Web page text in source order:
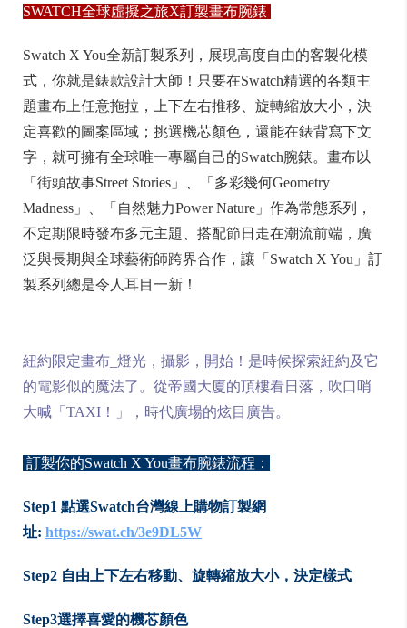
SWATCH全球虛擬之旅X訂製畫布腕錶
Swatch X You全新訂製系列，展現高度自由的客製化模
式，你就是錶款設計大師！只要在Swatch精選的各類主
題畫布上任意拖拉，上下左右推移、旋轉縮放大小，決
定喜歡的圖案區域；挑選機芯顏色，還能在錶背寫下文
字，就可擁有全球唯一專屬自己的Swatch腕錶。畫布以
「街頭故事Street Stories」、「多彩幾何Geometry
Madness」、「自然魅力Power Nature」作為常態系列，
不定期限時發布多元主題、搭配節日走在潮流前端，廣
泛與長期與全球藝術師跨界合作，讓「Swatch X You」訂
製系列總是令人耳目一新！
紐約限定畫布_燈光，攝影，開始！是時候探索紐約及它
的電影似的魔法了。從帝國大廈的頂樓看日落，吹口哨
大喊「TAXI！」，時代廣場的炫目廣告。
訂製你的Swatch X You畫布腕錶流程：
Step1 點選Swatch台灣線上購物訂製網
址: https://swat.ch/3e9DL5W
Step2 自由上下左右移動、旋轉縮放大小，決定樣式
Step3選擇喜愛的機芯顏色